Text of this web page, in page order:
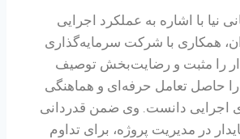
نیا با اشاره به عملکرد اجرایی
همکاری با شرکت سرمایه‌گذاری
را مثبت و رضایت‌بخش توصیف
را حاصل تعامل حرفه‌ای و هماهنگی
اجرایی دانست. وی ضمن قدردانی
در مدیریت پروژه، برای تداوم